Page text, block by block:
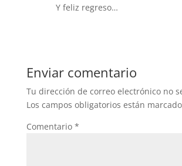
Y feliz regreso…
Enviar comentario
Tu dirección de correo electrónico no
Los campos obligatorios están
Comentario *